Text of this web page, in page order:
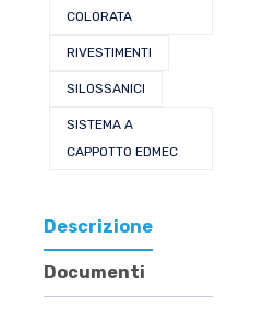
COLORATA
RIVESTIMENTI
SILOSSANICI
SISTEMA A
CAPPOTTO EDMEC
Descrizione
Documenti